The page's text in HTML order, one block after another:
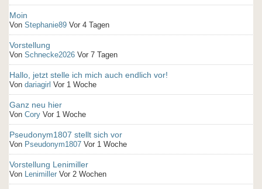
Moin
Von Stephanie89 Vor 4 Tagen
Vorstellung
Von Schnecke2026 Vor 7 Tagen
Hallo, jetzt stelle ich mich auch endlich vor!
Von dariagirl Vor 1 Woche
Ganz neu hier
Von Cory Vor 1 Woche
Pseudonym1807 stellt sich vor
Von Pseudonym1807 Vor 1 Woche
Vorstellung Lenimiller
Von Lenimiller Vor 2 Wochen